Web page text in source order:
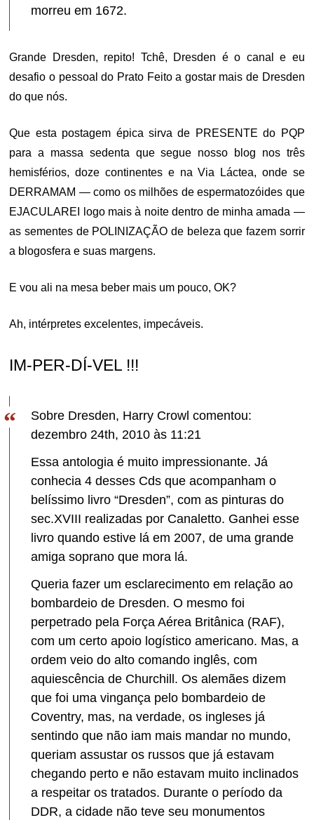
morreu em 1672.
Grande Dresden, repito! Tchê, Dresden é o canal e eu
desafio o pessoal do Prato Feito a gostar mais de Dresden
do que nós.
Que esta postagem épica sirva de PRESENTE do PQP
para a massa sedenta que segue nosso blog nos três
hemisférios, doze continentes e na Via Láctea, onde se
DERRAMAM — como os milhões de espermatozóides que
EJACULAREI logo mais à noite dentro de minha amada —
as sementes de POLINIZAÇÃO de beleza que fazem sorrir
a blogosfera e suas margens.
E vou ali na mesa beber mais um pouco, OK?
Ah, intérpretes excelentes, impecáveis.
IM-PER-DÍ-VEL !!!
Sobre Dresden, Harry Crowl comentou:
dezembro 24th, 2010 às 11:21
Essa antologia é muito impressionante. Já
conhecia 4 desses Cds que acompanham o
belíssimo livro “Dresden”, com as pinturas do
sec.XVIII realizadas por Canaletto. Ganhei esse
livro quando estive lá em 2007, de uma grande
amiga soprano que mora lá.
Queria fazer um esclarecimento em relação ao
bombardeio de Dresden. O mesmo foi
perpetrado pela Força Aérea Britânica (RAF),
com um certo apoio logístico americano. Mas, a
ordem veio do alto comando inglês, com
aquiescência de Churchill. Os alemães dizem
que foi uma vingança pelo bombardeio de
Coventry, mas, na verdade, os ingleses já
sentindo que não iam mais mandar no mundo,
queriam assustar os russos que já estavam
chegando perto e não estavam muito inclinados
a respeitar os tratados. Durante o período da
DDR, a cidade não teve seu monumentos